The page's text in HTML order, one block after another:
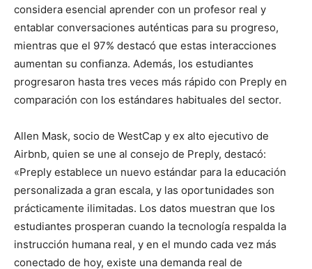
considera esencial aprender con un profesor real y
entablar conversaciones auténticas para su progreso,
mientras que el 97% destacó que estas interacciones
aumentan su confianza. Además, los estudiantes
progresaron hasta tres veces más rápido con Preply en
comparación con los estándares habituales del sector.
Allen Mask, socio de WestCap y ex alto ejecutivo de
Airbnb, quien se une al consejo de Preply, destacó:
«Preply establece un nuevo estándar para la educación
personalizada a gran escala, y las oportunidades son
prácticamente ilimitadas. Los datos muestran que los
estudiantes prosperan cuando la tecnología respalda la
instrucción humana real, y en el mundo cada vez más
conectado de hoy, existe una demanda real de